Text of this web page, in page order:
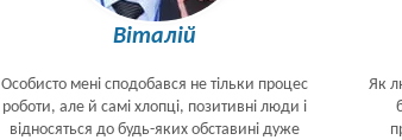
Віталій
Особисто мені сподобався не тільки процес
роботи, але й самі хлопці, позитивні люди і
відносяться до будь-яких обставині дуже
Як